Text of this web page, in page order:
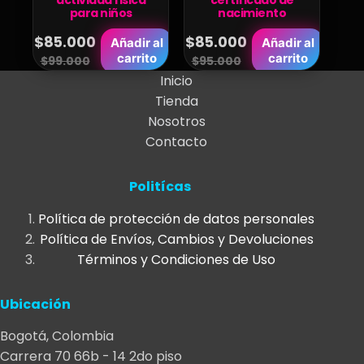
para niños
$99.000
Original
$85.000
Current
Añadir al
carrito
nacimiento
$95.000
Original
$85.000
Current
Añadir al
carrito
Inicio
Tienda
Nosotros
Contacto
Politícas
Política de protección de datos personales
Política de Envíos, Cambios y Devoluciones
Términos y Condiciones de Uso
Ubicación
Bogotá, Colombia
Carrera 70 66b - 14 2do piso